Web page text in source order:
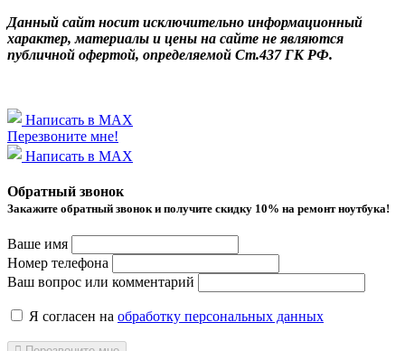
Данный сайт носит исключительно информационный
характер, материалы и цены на сайте не являются
публичной офертой, определяемой Ст.437 ГК РФ.
Написать в MAX
Перезвоните мне!
Написать в MAX
Обратный звонок
Закажите обратный звонок и получитe скидку 10% на ремонт ноутбука!
Ваше имя
Номер телефона
Ваш вопрос или комментарий
Я согласен на обработку персональных данных